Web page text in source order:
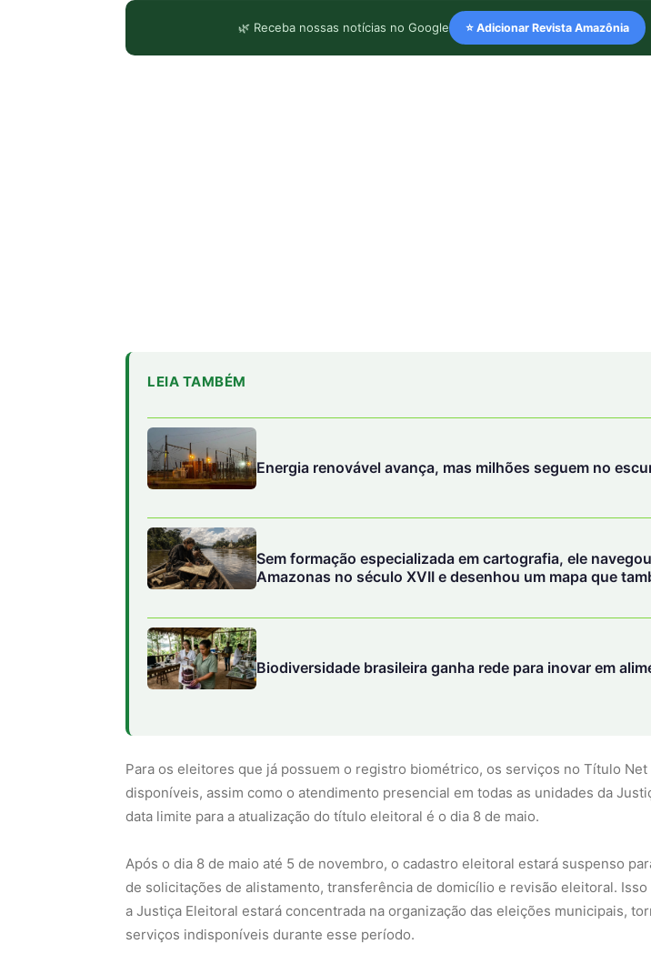
🌿 Receba nossas notícias no Google ⭐ Adicionar Revista Amazônia
LEIA TAMBÉM
Energia renovável avança, mas milhões seguem no
Sem formação especializada em cartografia, ele
Amazonas no século XVII e desenhou um mapa que
Biodiversidade brasileira ganha rede para inovar em
Para os eleitores que já possuem o registro biométrico, os serviços no Título Net
disponíveis, assim como o atendimento presencial em todas as unidades da
data limite para a atualização do título eleitoral é o dia 8 de maio.
Após o dia 8 de maio até 5 de novembro, o cadastro eleitoral estará suspenso
de solicitações de alistamento, transferência de domicílio e revisão eleitoral.
a Justiça Eleitoral estará concentrada na organização das eleições municipais,
serviços indisponíveis durante esse período.